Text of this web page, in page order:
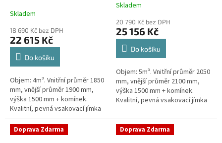
Skladem
18 690 Kč bez DPH
22 615 Kč
Do košíku
Objem: 4m³. Vnitřní průměr 1850
mm, vnější průměr 1900 mm,
výška 1500 mm + komínek.
Kvalitní, pevná vsakovací jímka
(nádrž) bez potřeby
obetonování Průměr přítoku a
odtoku +...
Průměrné
produktu
je
5,0
hvězdiček.
Skladem
20 790 Kč bez DPH
25 156 Kč
Do košíku
Objem: 5m³. Vnitřní průměr 2050
mm, vnější průměr 2100 mm,
výška 1500 mm + komínek.
Kvalitní, pevná vsakovací jímka
obetonování Průměr přítoku a
odtoku +...
Doprava Zdarma Doprava Zdarma